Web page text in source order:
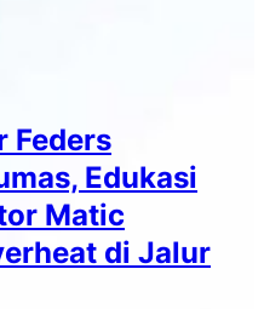
Feders
Edukasi
Matic
di Jalur